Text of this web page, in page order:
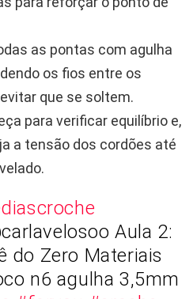
as pontas com agulha
os fios entre os
que se soltem.
para verificar equilíbrio e,
a tensão dos cordões até
Aula 2:
do Zero Materiais
n6 agulha 3,5mm